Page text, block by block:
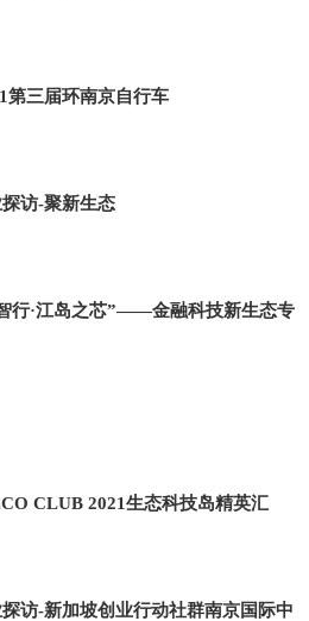
第三届环南京自行车
访-聚新生态
行·江岛之芯”——金融科技新生态专
CLUB 2021生态科技岛精英汇
访-新加坡创业行动社群南京国际中